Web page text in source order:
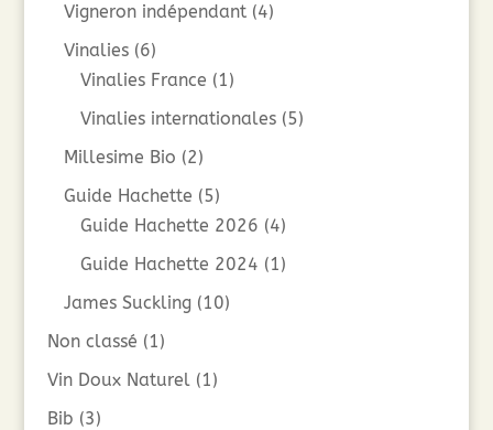
Vigneron indépendant (4)
Vinalies (6)
Vinalies France (1)
Vinalies internationales (5)
Millesime Bio (2)
Guide Hachette (5)
Guide Hachette 2026 (4)
Guide Hachette 2024 (1)
James Suckling (10)
Non classé (1)
Vin Doux Naturel (1)
Bib (3)